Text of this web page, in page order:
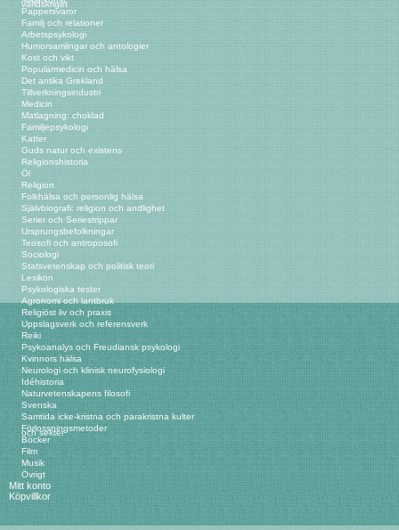
världskriget
Pappersvaror
Familj och relationer
Arbetspsykologi
Humorsamlingar och antologier
Kost och vikt
Populärmedicin och hälsa
Det antika Grekland
Tillverkningsindustri
Medicin
Matlagning: choklad
Familjepsykologi
Katter
Guds natur och existens
Religionshistoria
Öl
Religion
Folkhälsa och personlig hälsa
Självbiografi: religion och andlighet
Serier och Seriestrippar
Ursprungsbefolkningar
Teosofi och antroposofi
Sociologi
Statsvetenskap och politisk teori
Lexikon
Psykologiska tester
Agronomi och lantbruk
Religiöst liv och praxis
Uppslagsverk och referensverk
Reiki
Psykoanalys och Freudiansk psykologi
Kvinnors hälsa
Neurologi och klinisk neurofysiologi
Idéhistoria
Naturvetenskapens filosofi
Svenska
Samtida icke-kristna och parakristna kulter
och sekter
Förlossningsmetoder
Böcker
Film
Musik
Övrigt
Mitt konto
Köpvillkor